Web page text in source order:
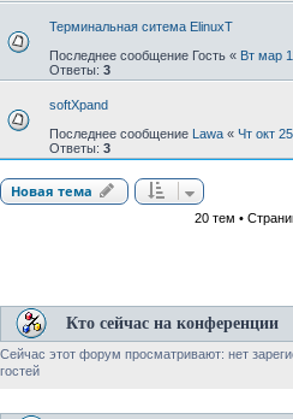
Терминальная ситема ElinuxT
Последнее сообщение Гость « Вт мар
Ответы: 3
softXpand
Последнее сообщение Lawa « Чт окт
Ответы: 3
Новая тема
20 тем •
Кто сейчас на конференции
Сейчас этот форум просматривают: нет
гостей